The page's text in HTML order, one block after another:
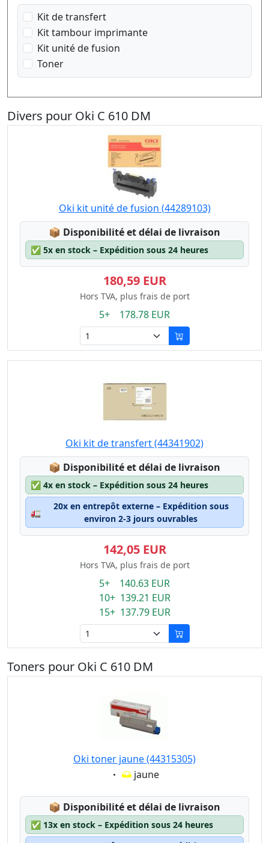
jaune
Kit de transfert
Kit tambour imprimante
Kit unité de fusion
Toner
Divers pour Oki C 610 DM
Oki kit unité de fusion (44289103)
📦 Lagerstatus:
Disponibilité et délai de livraison
✅ 5x en stock – Expédition sous 24 heures
180,59 EUR
Hors TVA, plus frais de port
5+ 178.78 EUR
Oki kit de transfert (44341902)
📦 Lagerstatus:
Disponibilité et délai de livraison
✅ 4x en stock – Expédition sous 24 heures
🚛
20x en entrepôt externe – Expédition sous
environ 2-3 jours ouvrables
142,05 EUR
Hors TVA, plus frais de port
5+ 140.63 EUR
10+ 139.21 EUR
15+ 137.79 EUR
Toners pour Oki C 610 DM
Oki toner jaune (44315305)
Eigenschaft:
jaune
📦 Lagerstatus:
Disponibilité et délai de livraison
✅ 13x en stock – Expédition sous 24 heures